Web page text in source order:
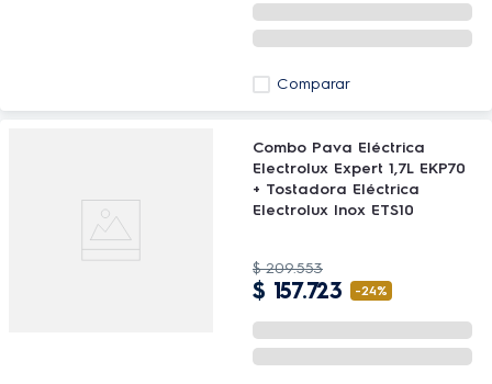
Comparar
Combo Pava Eléctrica
Electrolux Expert 1,7L EKP70
+ Tostadora Eléctrica
Electrolux Inox ETS10
$ 209.553
$ 157.723 -24%